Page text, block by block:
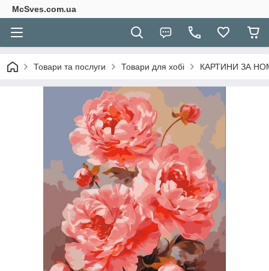
McSves.com.ua
Товари та послуги Товари для хобі КАРТИНИ ЗА